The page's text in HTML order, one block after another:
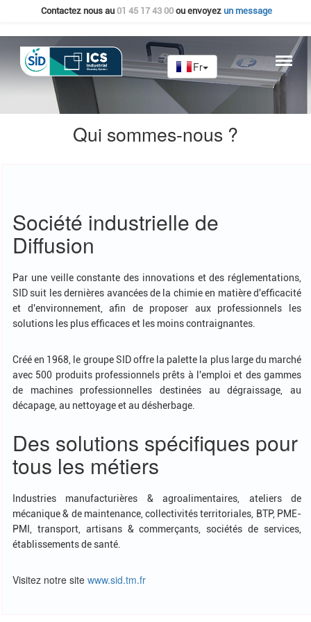
Contactez nous au 01 45 17 43 00ou envoyez un message
Qui sommes-nous ?
Société industrielle de
Diffusion
Par une veille constante des innovations et des réglementations,
SID suit les dernières avancées de la chimie en matière d'efficacité
et d'environnement, afin de proposer aux professionnels les
solutions les plus efficaces et les moins contraignantes.
Créé en 1968, le groupe SID offre la palette la plus large du marché
avec 500 produits professionnels prêts à l'emploi et des gammes
de machines professionnelles destinées au dégraissage, au
décapage, au nettoyage et au désherbage.
Des solutions spécifiques pour
tous les métiers
Industries manufacturières & agroalimentaires, ateliers de
mécanique & de maintenance, collectivités territoriales, BTP, PME-
PMI, transport, artisans & commerçants, sociétés de services,
établissements de santé.
Visitez notre site www.sid.tm.fr